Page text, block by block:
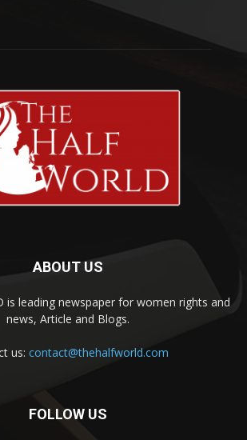
ABOUT US
is leading newspaper for women rights and
news, Article and Blogs.
us: contact@thehalfworld.com
FOLLOW US